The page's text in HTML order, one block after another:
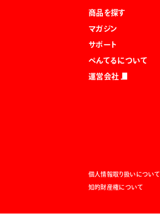
商品を探す
マガジン
サポート
ぺんてるについて
運営会社
個人情報取り扱いについて
知的財産権について